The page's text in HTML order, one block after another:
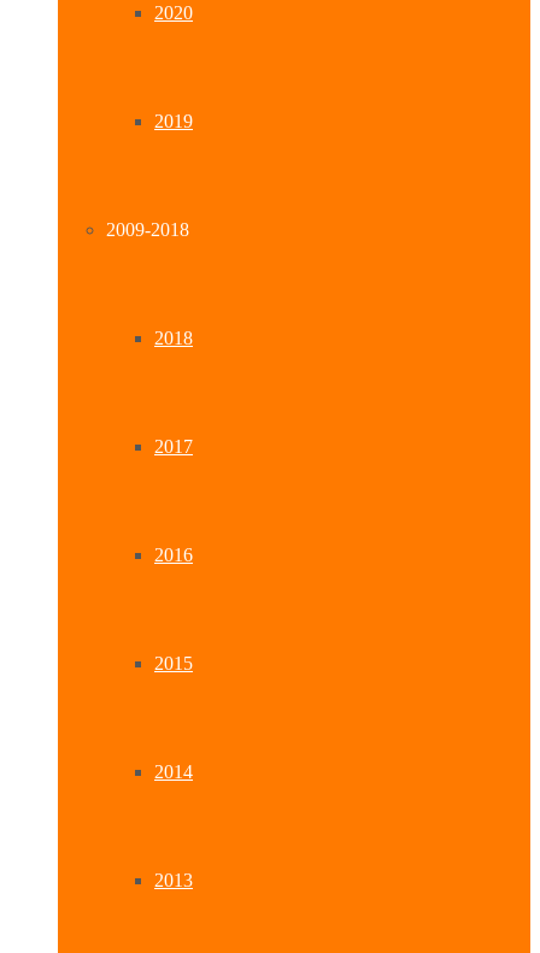
2020
2019
2009-2018
2018
2017
2016
2015
2014
2013